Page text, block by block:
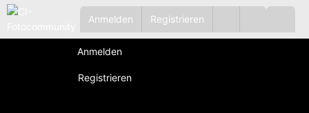
Anmelden Registrieren
Anmelden
Registrieren